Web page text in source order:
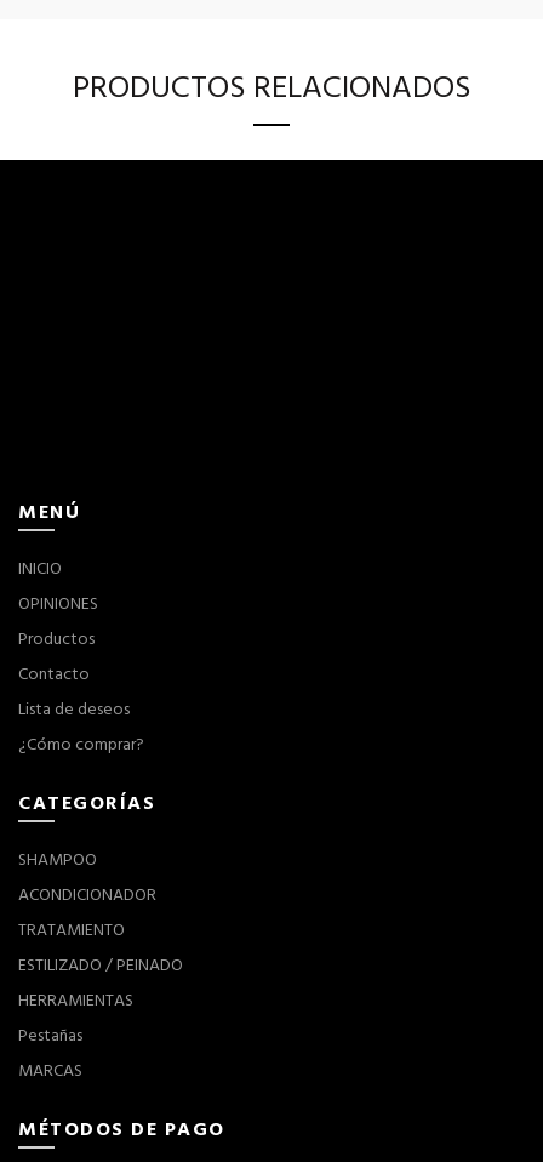
PRODUCTOS RELACIONADOS
MENÚ
INICIO
OPINIONES
Productos
Contacto
Lista de deseos
¿Cómo comprar?
CATEGORÍAS
SHAMPOO
ACONDICIONADOR
TRATAMIENTO
ESTILIZADO / PEINADO
HERRAMIENTAS
Pestañas
MARCAS
MÉTODOS DE PAGO